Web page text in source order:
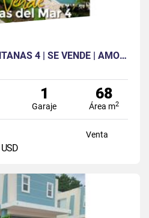
PLAYA CARACOL | VENTANAS 4 | SE VENDE | AMOBLADO | 2 REC | 2 BAÑOS
1
Garaje
68
Área m2
Venta
USD